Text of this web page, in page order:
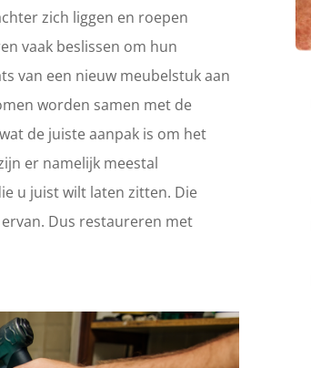
zich liggen en roepen
vaak beslissen om hun
van een nieuw meubelstuk aan
worden samen met de
de juiste aanpak is om het
er namelijk meestal
u juist wilt laten zitten. Die
Dus restaureren met